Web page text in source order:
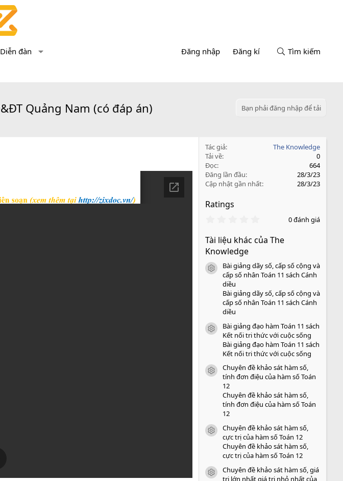
Diễn đàn Đăng nhập Đăng kí Tìm kiếm
Quảng Nam (có đáp án)
Bạn phải đăng nhập để tải
Tác giả
The Knowledge
Tải về
0
Đọc
664
Đăng lần đầu
28/3/23
Cập nhật gần nhất
28/3/23
Ratings
0
0
o
0 đánh giá
Tài liệu khác của The
Knowledge
icon tài liệu
Bài giảng dãy số, cấp số cộng và
cấp số nhân Toán 11 sách Cánh
diều
Bài giảng dãy số, cấp số cộng và
cấp số nhân Toán 11 sách Cánh
diều
icon tài liệu
Bài giảng đạo hàm Toán 11 sách
Kết nối tri thức với cuộc sống
Bài giảng đạo hàm Toán 11 sách
Kết nối tri thức với cuộc sống
icon tài liệu
Chuyên đề khảo sát hàm số,
tính đơn điệu của hàm số Toán
12
Chuyên đề khảo sát hàm số,
tính đơn điệu của hàm số Toán
12
icon tài liệu
Chuyên đề khảo sát hàm số,
cực trị của hàm số Toán 12
Chuyên đề khảo sát hàm số,
cực trị của hàm số Toán 12
icon tài liệu
Chuyên đề khảo sát hàm số, giá
trị lớn nhất giá trị nhỏ nhất của